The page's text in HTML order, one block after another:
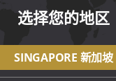
选择您的地区
SINGAPORE 新加坡